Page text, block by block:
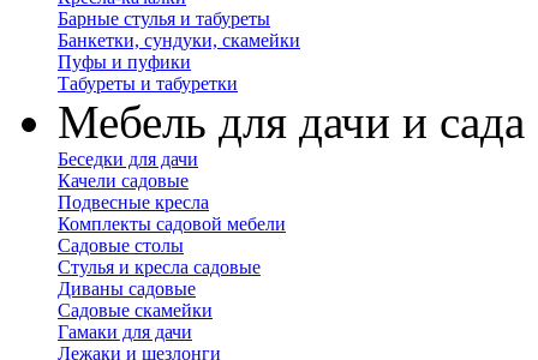
Барные стулья и табуреты
Банкетки, сундуки, скамейки
Пуфы и пуфики
Табуреты и табуретки
Мебель для дачи и сада
Беседки для дачи
Качели садовые
Подвесные кресла
Комплекты садовой мебели
Садовые столы
Стулья и кресла садовые
Диваны садовые
Садовые скамейки
Гамаки для дачи
Лежаки и шезлонги